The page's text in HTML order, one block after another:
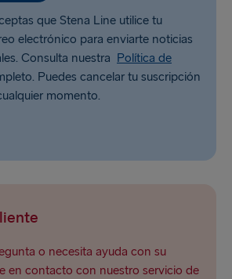
que Stena Line utilice tu
electrónico para enviarte noticias
Consulta nuestra Política de
Puedes cancelar tu suscripción
momento.
o necesita ayuda con su
en contacto con nuestro servicio de